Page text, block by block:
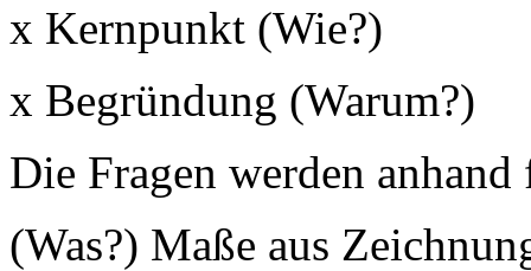
x Kernpunkt (Wie?)
x Begründung (Warum?)
Die Fragen werden
(Was?) Maße aus